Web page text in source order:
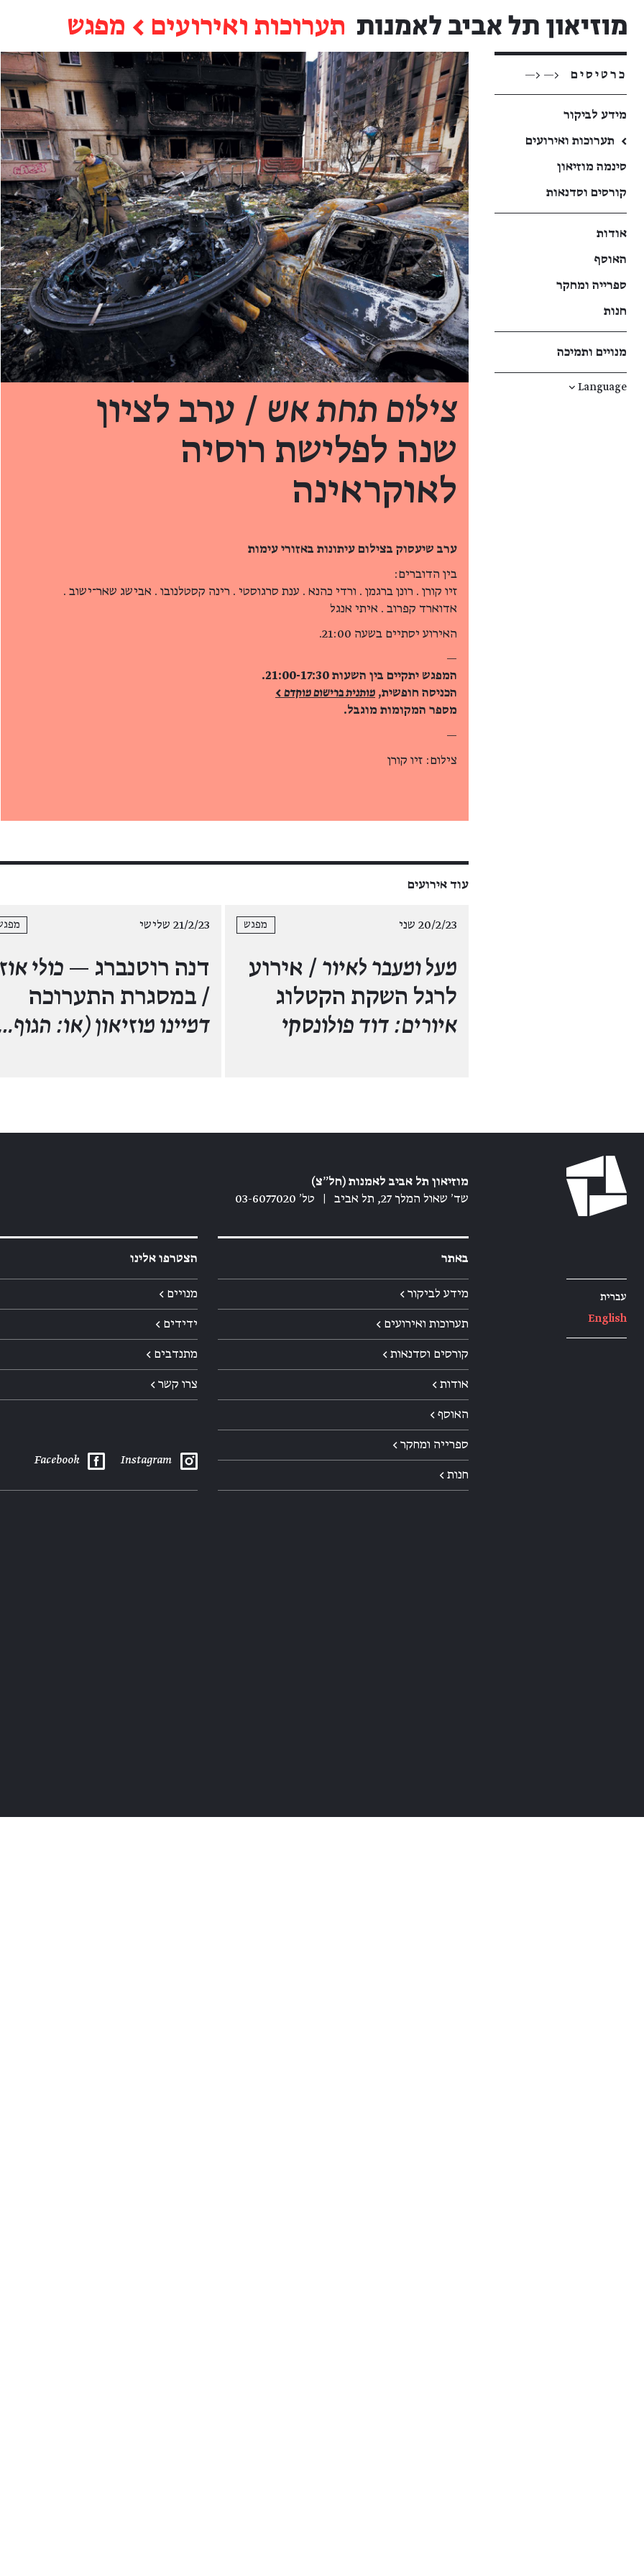
תערוכות ואירועים ← מפגש
כרטיסים <— <—
מידע לביקור
←
תערוכות ואירועים
סינמה מוזיאון
קורסים וסדנאות
אודות
האוסף
ספרייה ומחקר
חנות
מנויים ותמיכה
Language
↓
צילום תחת אש / ערב לציון
שנה לפלישת רוסיה
לאוקראינה
ערב שיעסוק בצילום עיתונות באזורי עימות
בין הדוברים:
זיו קורן . רונן ברגמן . ורדי כהנא . ענת סרגוסטי . רינה קסטלנובו . אבישג שאר־ישוב .
אדוארד קפרוב . איתי אנגל
האירוע יסתיים בשעה 21:00.
—
המפגש יתקיים בין השעות 21:00-17:30.
הכניסה חופשית, מותנית ברישום מוקדם >
מספר המקומות מוגבל.
—
צילום: זיו קורן
עוד אירועים
20/2/23 שני מפגש
מעל ומעבר לאיור / אירוע
לרגל השקת הקטלוג
איורים: דוד פולונסקי
21/2/23 שלישי
דנה רוטנברג — כולי
/ במסגרת התערוכה
דמיינו מוזיאון (או:
עברית
English
מוזיאון תל אביב לאמנות (חל״צ)
שד׳ שאול המלך 27, תל אביב
טל׳ 03-6077020
באתר
מידע לביקור ←
תערוכות ואירועים ←
קורסים וסדנאות ←
אודות ←
האוסף ←
ספרייה ומחקר ←
חנות ←
הצטרפו אלינו
מנויים ←
ידידים ←
מתנדבים ←
צרו קשר ←
Instagram
Facebook